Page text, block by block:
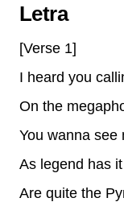
Letra
[Verse 1]
I heard you
On the
You wanna see
As legend has
Are quite the